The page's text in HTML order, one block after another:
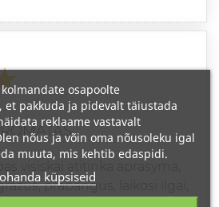
prabangus, laikosi ilgai,
osapoolte
pakkuda ja pidevalt täiustada
reklaame vastavalt
nõus ja võin oma nõusoleku igal
muuta, mis kehtib edaspidi.
küpsiseid